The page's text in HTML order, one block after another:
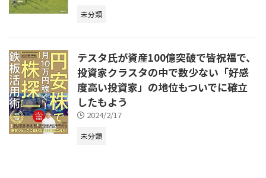
未分類
テスタ氏が資産100億突破で皆祝福で、
投資家クラスタの中で数少ない「好感
度高い投資家」の地位もついでに確立
したもよう
2024/2/17
未分類